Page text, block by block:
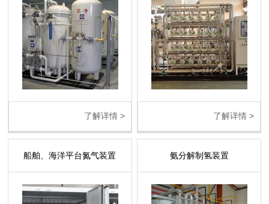
了解详情 > 了解详情 >
船舶、海洋平台氮气装置 氨分解制氢装置